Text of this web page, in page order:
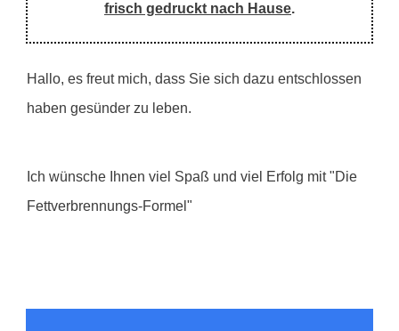
frisch gedruckt nach Hause.
Hallo, es freut mich, dass Sie sich dazu entschlossen
haben gesünder zu leben.
Ich wünsche Ihnen viel Spaß und viel Erfolg mit "Die
Fettverbrennungs-Formel"